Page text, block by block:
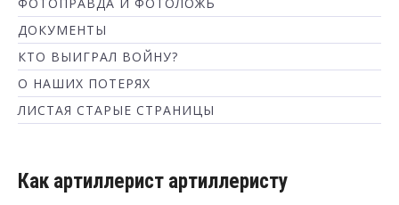
ДОКУМЕНТЫ
КТО ВЫИГРАЛ ВОЙНУ?
О НАШИХ ПОТЕРЯХ
ЛИСТАЯ СТАРЫЕ СТРАНИЦЫ
Как артиллерист артиллеристу